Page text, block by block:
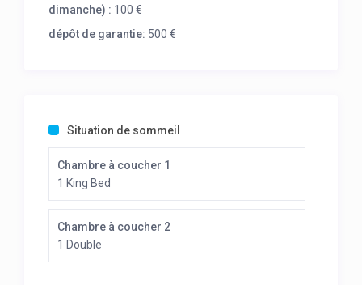
dimanche) : 100 €
dépôt de garantie: 500 €
Situation de sommeil
Chambre à coucher 1
1 King Bed
Chambre à coucher 2
1 Double